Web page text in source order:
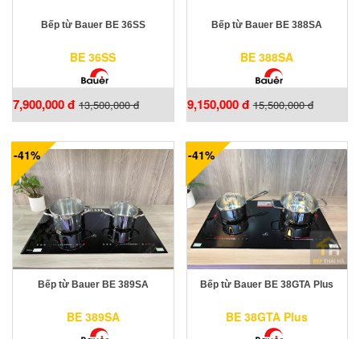
Bếp từ Bauer BE 36SS
BE 36SS
7,900,000 đ 13,500,000 đ
Bếp từ Bauer BE 388SA
BE 388SA
9,150,000 đ 15,500,000 đ
-41%
Bếp từ Bauer BE 389SA
BE 389SA
-41%
Bếp từ Bauer BE 38GTA Plus
BE 38GTA Plus